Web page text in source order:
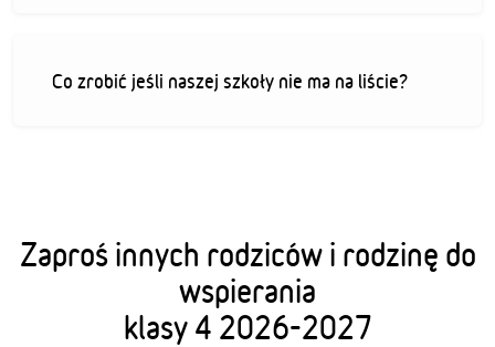
Co zrobić jeśli naszej szkoły nie ma na liście?
Zaproś innych rodziców i rodzinę do
wspierania
klasy 4 2026-2027